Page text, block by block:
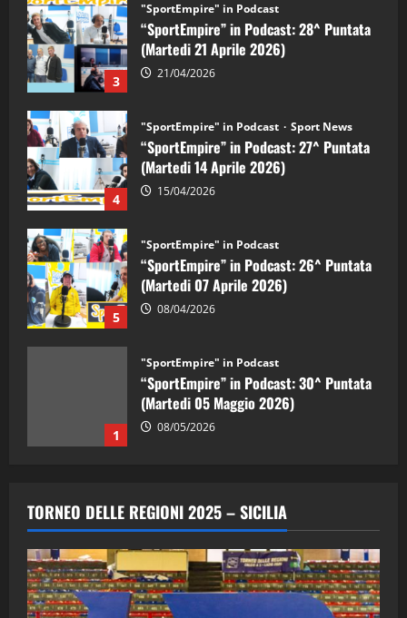
3
"SportEmpire" in Podcast
“SportEmpire” in Podcast: 28^ Puntata
(Martedi 21 Aprile 2026)
21/04/2026
4
"SportEmpire" in Podcast Sport News
“SportEmpire” in Podcast: 27^ Puntata
(Martedi 14 Aprile 2026)
15/04/2026
5
"SportEmpire" in Podcast
“SportEmpire” in Podcast: 26^ Puntata
(Martedi 07 Aprile 2026)
08/04/2026
1
"SportEmpire" in Podcast
“SportEmpire” in Podcast: 30^ Puntata
(Martedi 05 Maggio 2026)
08/05/2026
2
“SportEmpire” in Podcast: 29^ Puntata
(Martedi 28 Aprile 2026)
"SportEmpire" in Podcast
TORNEO DELLE REGIONI 2025 – SICILIA